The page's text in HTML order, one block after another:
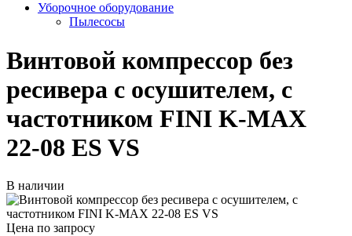
Уборочное оборудование
Пылесосы
Винтовой компрессор без
ресивера с осушителем, с
частотником FINI K-MAX
22-08 ES VS
В наличии
Цена по запросу